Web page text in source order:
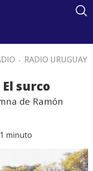
. RADIO URUGUAY
surco
de Ramón
minuto